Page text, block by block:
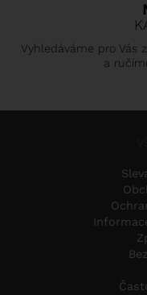
Vyhledáváme pro Vás
a